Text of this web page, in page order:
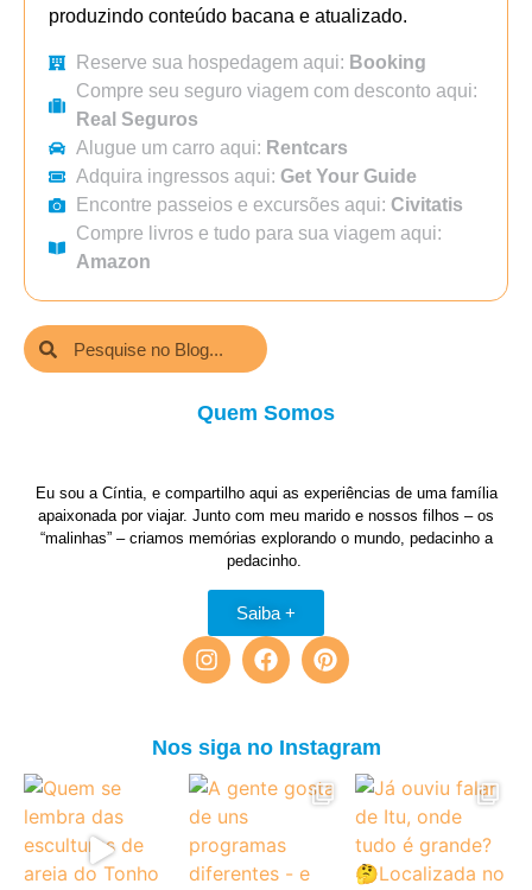
produzindo conteúdo bacana e atualizado.
Reserve sua hospedagem aqui: Booking
Compre seu seguro viagem com desconto aqui:
Real Seguros
Alugue um carro aqui: Rentcars
Adquira ingressos aqui: Get Your Guide
Encontre passeios e excursões aqui: Civitatis
Compre livros e tudo para sua viagem aqui:
Amazon
Quem Somos
Eu sou a Cíntia, e compartilho aqui as experiências de uma família
apaixonada por viajar. Junto com meu marido e nossos filhos – os
“malinhas” – criamos memórias explorando o mundo, pedacinho a
pedacinho.
Saiba +
Nos siga no Instagram